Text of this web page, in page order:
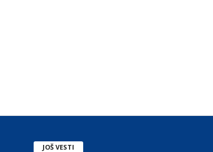
JOŠ VESTI